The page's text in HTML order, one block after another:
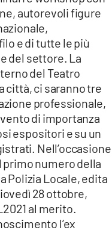
autorevoli figure
e di tutte le più
del settore. La
del Teatro
città, ci saranno tre
professionale,
di importanza
espositori e su un
Nell’occasione
numero della
Polizia Locale, edita
28 ottobre,
al merito.
l’ex